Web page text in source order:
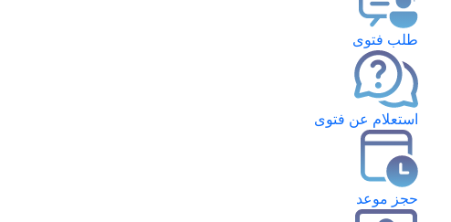
طلب فتوى
استعلام عن فتوى
حجز موعد